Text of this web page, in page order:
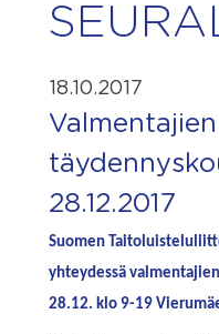
18.10.2017
Valmentajien
28.12.2017
Suomen
yhteydessä
28.12. klo 9-19